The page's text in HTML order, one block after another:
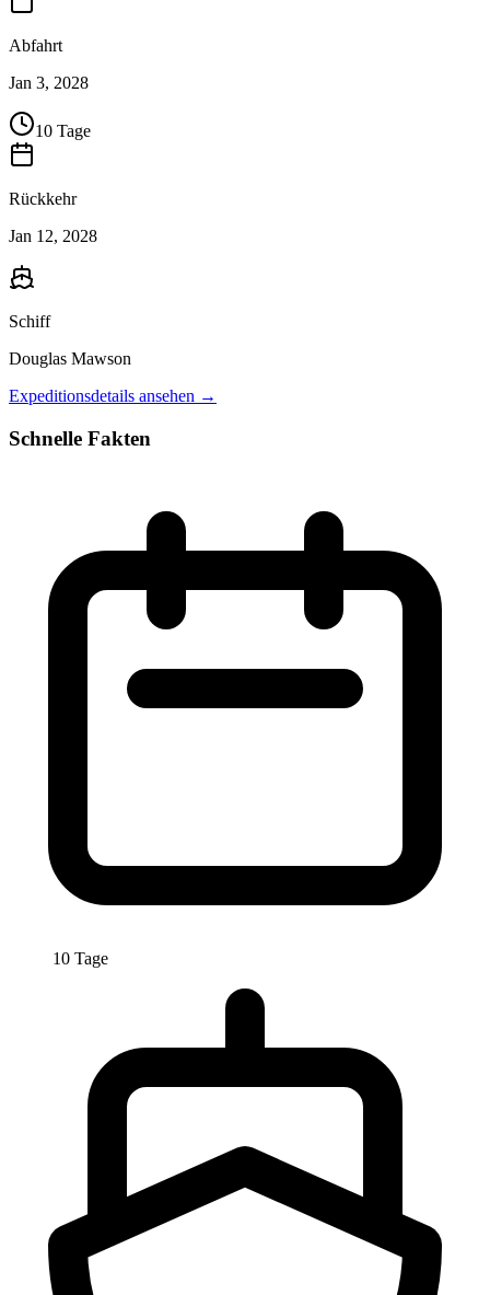
Abfahrt
Jan 3, 2028
10 Tage
Rückkehr
Jan 12, 2028
Schiff
Douglas Mawson
Expeditionsdetails ansehen →
Schnelle Fakten
10 Tage